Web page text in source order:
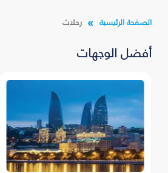
الصفحة الرئيسية رحلات
أفضل الوجهات